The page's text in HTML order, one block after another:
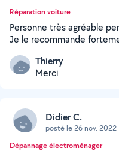
Réparation voiture
Personne très agréable
Je le recommande
Thierry
Merci
Didier C.
posté le 26 nov. 2022
Dépannage électroménager